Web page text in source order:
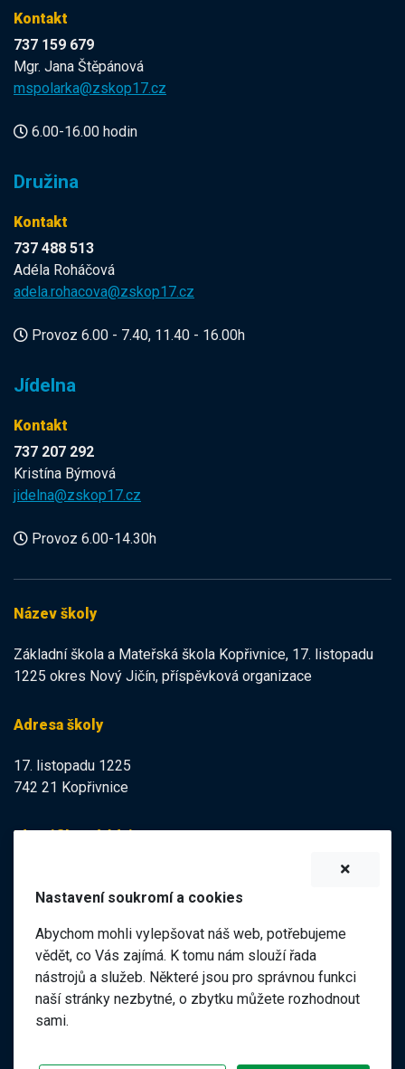
Kontakt
737 159 679
Mgr. Jana Štěpánová
mspolarka@zskop17.cz
6.00-16.00 hodin
Družina
Kontakt
737 488 513
Adéla Roháčová
adela.rohacova@zskop17.cz
Provoz 6.00 - 7.40, 11.40 - 16.00h
Jídelna
Kontakt
737 207 292
Kristína Býmová
jidelna@zskop17.cz
Provoz 6.00-14.30h
Název školy
Základní škola a Mateřská škola Kopřivnice, 17. listopadu
1225 okres Nový Jičín, příspěvková organizace
Adresa školy
17. listopadu 1225
742 21 Kopřivnice
Identifikační údaje
IČO:47998121
Elektronická podatelna
ID datové schránky:
98pgf7m
Nastavení soukromí a cookies
Abychom mohli vylepšovat náš web, potřebujeme
vědět, co Vás zajímá. K tomu nám slouží řada
nástrojů a služeb. Některé jsou pro správnou funkci
naší stránky nezbytné, o zbytku můžete rozhodnout
sami.